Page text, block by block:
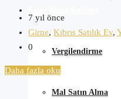
Vergilendirme
Mal Satın Alma
7 yıl önce
Girne, Kıbrıs Satılık Ev,
0
Daha fazla oku